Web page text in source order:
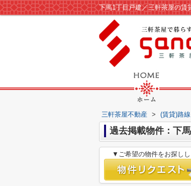
下馬1丁目戸建／三軒茶屋の賃
三軒茶屋不動産 > (賃貸)路
過去掲載物件：下
▼ご希望の物件をお探し